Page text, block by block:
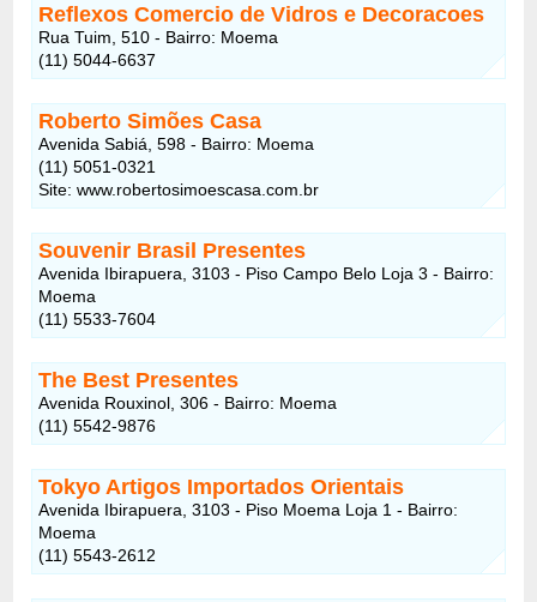
Reflexos Comercio de Vidros e Decoracoes
Rua Tuim, 510 - Bairro: Moema
(11) 5044-6637
Roberto Simões Casa
Avenida Sabiá, 598 - Bairro: Moema
(11) 5051-0321
Site: www.robertosimoescasa.com.br
Souvenir Brasil Presentes
Avenida Ibirapuera, 3103 - Piso Campo Belo Loja 3 - Bairro:
Moema
(11) 5533-7604
The Best Presentes
Avenida Rouxinol, 306 - Bairro: Moema
(11) 5542-9876
Tokyo Artigos Importados Orientais
Avenida Ibirapuera, 3103 - Piso Moema Loja 1 - Bairro:
Moema
(11) 5543-2612